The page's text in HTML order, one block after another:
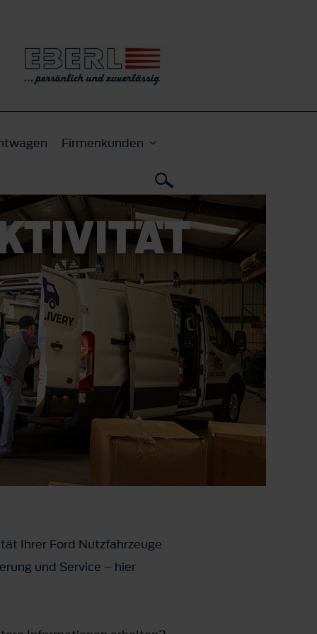
Firmenkunden
Ihrer Ford Nutzfahrzeuge
und Service – hier